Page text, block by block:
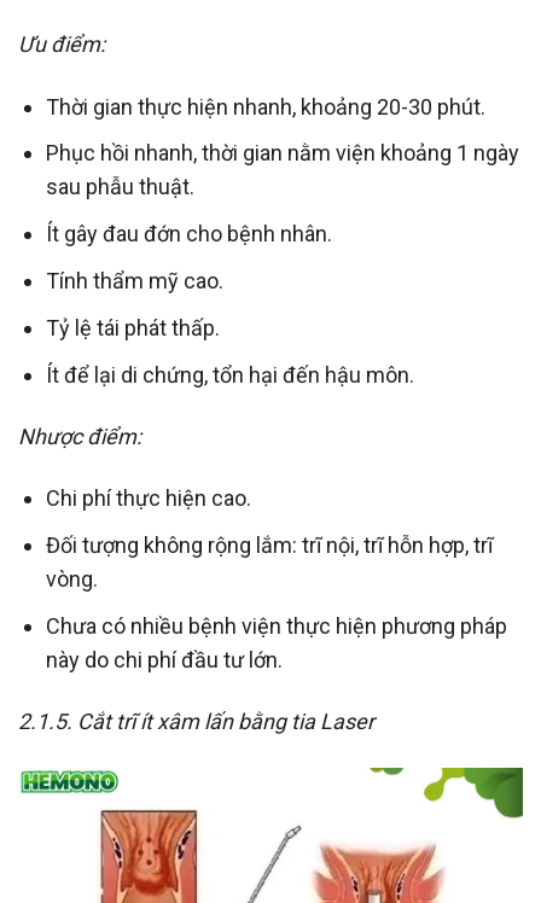
Ưu điểm:
Thời gian thực hiện nhanh, khoảng 20-30 phút.
Phục hồi nhanh, thời gian nằm viện khoảng 1 ngày
sau phẫu thuật.
Ít gây đau đớn cho bệnh nhân.
Tính thẩm mỹ cao.
Tỷ lệ tái phát thấp.
Ít để lại di chứng, tổn hại đến hậu môn.
Nhược điểm:
Chi phí thực hiện cao.
Đối tượng không rộng lắm: trĩ nội, trĩ hỗn hợp, trĩ
vòng.
Chưa có nhiều bệnh viện thực hiện phương pháp
này do chi phí đầu tư lớn.
2.1.5. Cắt trĩ ít xâm lấn bằng tia Laser